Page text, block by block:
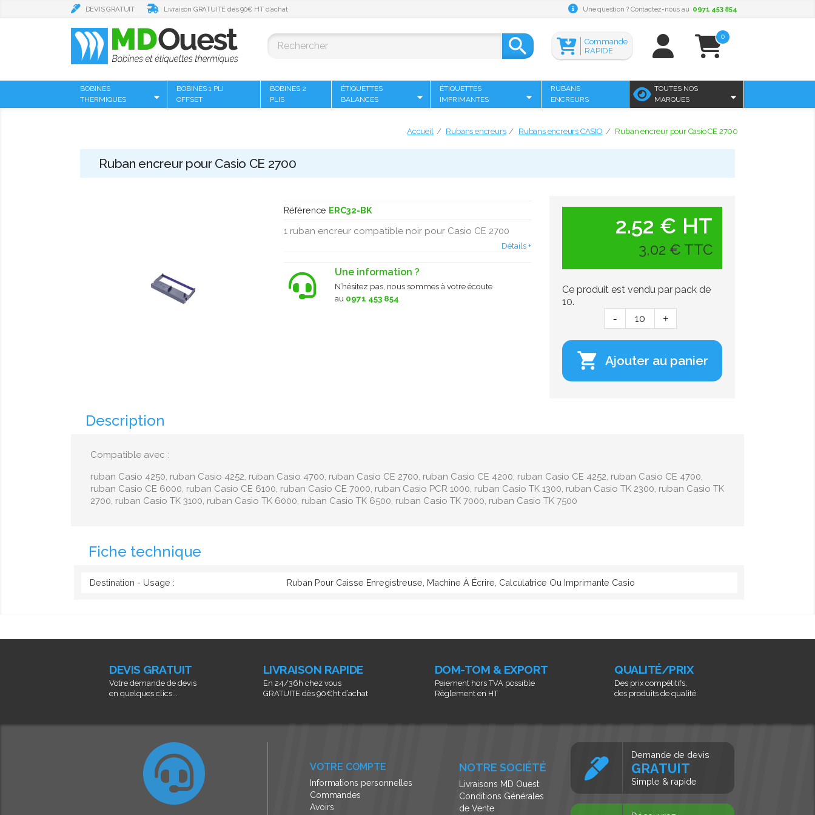
DEVIS GRATUIT Livraison GRATUITE dès 90€ HT d’achat Une question ? Contactez-nous au 0971 453 854
 0
Commande
RAPIDE
BOBINES
THERMIQUES
BOBINES 1 PLI
OFFSET
BOBINES 2
PLIS
ÉTIQUETTES
BALANCES
ÉTIQUETTES
IMPRIMANTES
RUBANS
ENCREURS
TOUTES NOS
MARQUES
Accueil Rubans encreurs Rubans encreurs CASIO Ruban encreur pour Casio CE 2700
Ruban encreur pour Casio CE 2700
Référence ERC32-BK
1 ruban encreur compatible noir pour Casio CE 2700
Détails +
Une information ?
N’hésitez pas, nous sommes à votre écoute
au 0971 453 854
2.52 € HT
3,02 € TTC
Ce produit est vendu par pack de
10.
 Ajouter au panier
Description
Compatible avec :
ruban Casio 4250, ruban Casio 4252, ruban Casio 4700, ruban Casio CE 2700, ruban Casio CE 4200, ruban Casio CE 4252, ruban Casio CE 4700,
ruban Casio CE 6000, ruban Casio CE 6100, ruban Casio CE 7000, ruban Casio PCR 1000, ruban Casio TK 1300, ruban Casio TK 2300, ruban Casio TK
2700, ruban Casio TK 3100, ruban Casio TK 6000, ruban Casio TK 6500, ruban Casio TK 7000, ruban Casio TK 7500
Fiche technique
Destination - Usage : Ruban Pour Caisse Enregistreuse, Machine À Écrire, Calculatrice Ou Imprimante Casio
DEVIS GRATUIT
Votre demande de devis
en quelques clics...
LIVRAISON RAPIDE
En 24/36h chez vous
GRATUITE dès 90€ht d’achat
DOM-TOM & EXPORT
Paiement hors TVA possible
Règlement en HT
QUALITÉ/PRIX
Des prix compétitifs,
des produits de qualité
NOTRE SOCIÉTÉ
Livraisons MD Ouest
Conditions Générales
de Vente
VOTRE COMPTE
Informations personnelles
Commandes
Avoirs
Demande de devis
GRATUIT
Simple & rapide